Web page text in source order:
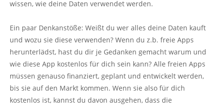
wissen, wie deine Daten verwendet werden.
Ein paar Denkanstöße: Weißt du wer alles deine Daten kauft
und wozu sie diese verwenden? Wenn du z.b. freie Apps
herunterlädst, hast du dir je Gedanken gemacht warum und
wie diese App kostenlos für dich sein kann? Alle freien Apps
müssen genauso finanziert, geplant und entwickelt werden,
bis sie auf den Markt kommen. Wenn sie also für dich
kostenlos ist, kannst du davon ausgehen, dass die